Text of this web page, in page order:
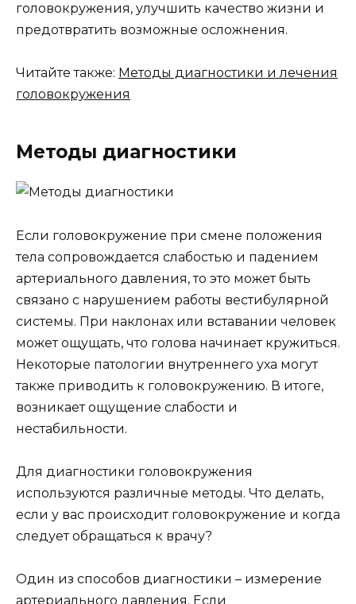
головокружения, улучшить качество жизни и
предотвратить возможные осложнения.
Читайте также: Методы диагностики и лечения
головокружения
Методы диагностики
Если головокружение при смене положения
тела сопровождается слабостью и падением
артериального давления, то это может быть
связано с нарушением работы вестибулярной
системы. При наклонах или вставании человек
может ощущать, что голова начинает кружиться.
Некоторые патологии внутреннего уха могут
также приводить к головокружению. В итоге,
возникает ощущение слабости и
нестабильности.
Для диагностики головокружения
используются различные методы. Что делать,
если у вас происходит головокружение и когда
следует обращаться к врачу?
Один из способов диагностики – измерение
артериального давления. Если